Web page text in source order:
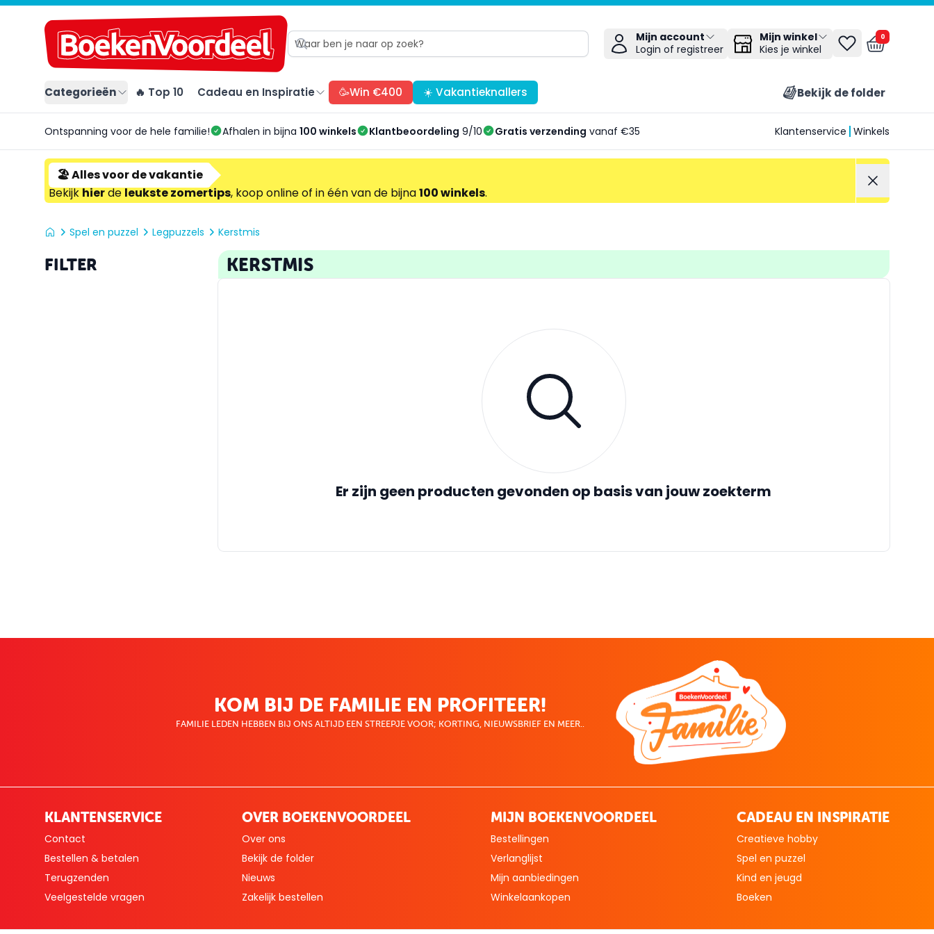
Mijn account
Login of registreer
Mijn winkel
Kies je winkel
0
Categorieën 🔥 Top 10 Cadeau en Inspiratie 🥳Win €400 ☀️ Vakantieknallers Bekijk de folder
Ontspanning voor de hele familie! Afhalen in bijna 100 winkels Klantbeoordeling 9/10 Gratis verzending vanaf €35 Klantenservice Winkels
🏖️ Alles voor de vakantie
Bekijkhierdeleukste zomertips, koop online of in één van de bijna100 winkels.
Spel en puzzel Legpuzzels Kerstmis
FILTER KERSTMIS
Er zijn geen producten gevonden op basis van jouw zoekterm
KOM BIJ DE FAMILIE EN PROFITEER!
FAMILIE LEDEN HEBBEN BIJ ONS ALTIJD EEN STREEPJE VOOR; KORTING, NIEUWSBRIEF EN MEER..
KLANTENSERVICE
Contact
Bestellen & betalen
Terugzenden
Veelgestelde vragen
OVER BOEKENVOORDEEL
Over ons
Bekijk de folder
Nieuws
Zakelijk bestellen
MIJN BOEKENVOORDEEL
Bestellingen
Verlanglijst
Mijn aanbiedingen
Winkelaankopen
CADEAU EN INSPIRATIE
Creatieve hobby
Spel en puzzel
Kind en jeugd
Boeken